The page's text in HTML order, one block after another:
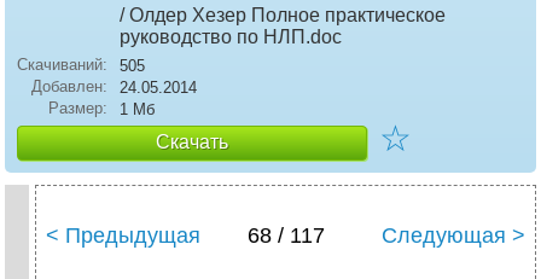
/ Олдер Хезер Полное практическое
руководство по НЛП .doc
Скачиваний:
505
Добавлен:
24.05.2014
Размер:
1 Мб
Скачать ☆
< Предыдущая 68 / 117 Следующая >